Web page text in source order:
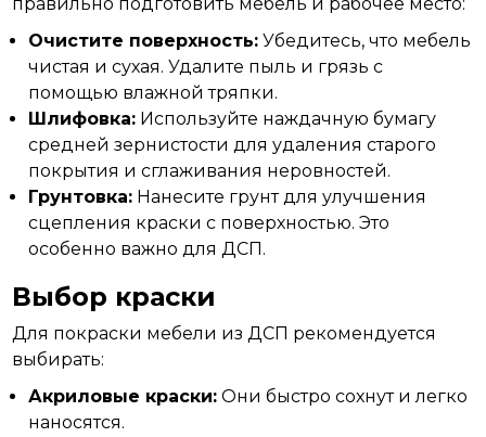
Очистите поверхность: Убедитесь, что мебель
чистая и сухая. Удалите пыль и грязь с
помощью влажной тряпки.
Шлифовка: Используйте наждачную бумагу
средней зернистости для удаления старого
покрытия и сглаживания неровностей.
Грунтовка: Нанесите грунт для улучшения
сцепления краски с поверхностью. Это
особенно важно для ДСП.
Выбор краски
Для покраски мебели из ДСП рекомендуется
выбирать:
Акриловые краски: Они быстро сохнут и легко
наносятся.